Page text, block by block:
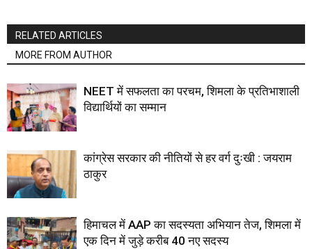
RELATED ARTICLES
MORE FROM AUTHOR
NEET में सफलता का परचम, शिमला के प्रतिभाशाली
विद्यार्थियों का सम्मान
कांग्रेस सरकार की नीतियों से हर वर्ग दुःखी : जयराम
ठाकुर
हिमाचल में AAP का सदस्यता अभियान तेज, शिमला में
एक दिन में जुड़े करीब 40 नए सदस्य